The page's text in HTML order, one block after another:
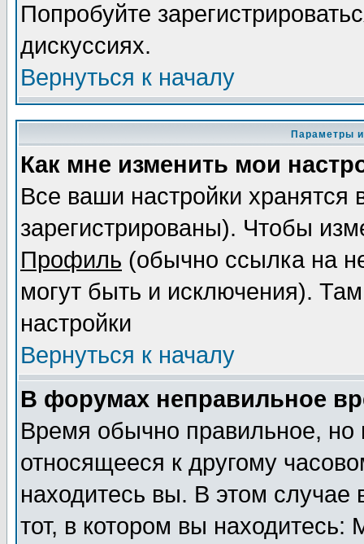
Попробуйте
дискуссиях.
Вернуться к началу
Параметры
Как мне изменить мои
Все ваши настройки
зарегистрированы). Чтобы
Профиль (обычно ссылка на
могут быть и исключения).
настройки
Вернуться к началу
В форумах неправильное
Время обычно правильное,
относящееся к другому
находитесь вы. В этом
тот, в котором вы